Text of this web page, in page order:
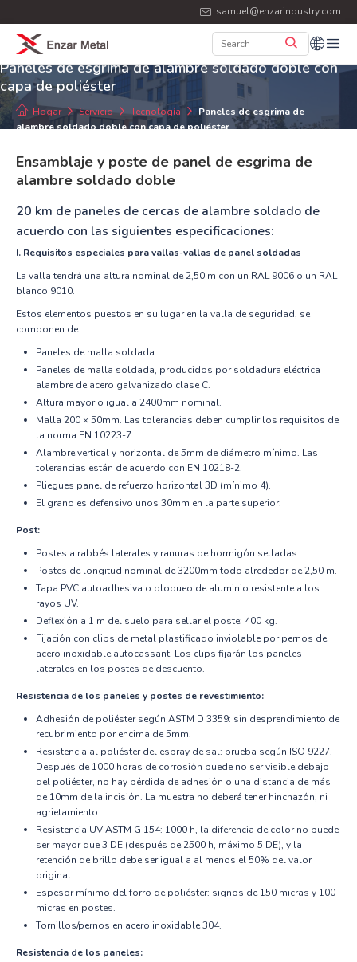
samuel@enzarindustry.com
Paneles de esgrima de alambre soldado doble con
capa de poliéster
Hogar Servicio Tecnología
Paneles de esgrima de
alambre soldado doble con capa de poliéster
Ensamblaje y poste de panel de esgrima de
alambre soldado doble
20 km de paneles de cercas de alambre soldado de
acuerdo con las siguientes especificaciones:
I. Requisitos especiales para vallas-vallas de panel soldadas
La valla tendrá una altura nominal de 2,50 m con un RAL 9006 o un RAL
blanco 9010.
Estos elementos puestos en su lugar en la valla de seguridad, se
componen de:
Paneles de malla soldada.
Paneles de malla soldada, producidos por soldadura eléctrica
alambre de acero galvanizado clase C.
Altura mayor o igual a 2400mm nominal.
Malla 200 × 50mm. Las tolerancias deben cumplir los requisitos de
la norma EN 10223-7.
Alambre vertical y horizontal de 5mm de diámetro mínimo. Las
tolerancias están de acuerdo con EN 10218-2.
Pliegues panel de refuerzo horizontal 3D (mínimo 4).
El grano es defensivo unos 30mm en la parte superior.
Post:
Postes a rabbés laterales y ranuras de hormigón selladas.
Postes de longitud nominal de 3200mm todo alrededor de 2,50 m.
Tapa PVC autoadhesiva o bloqueo de aluminio resistente a los
rayos UV.
Deflexión a 1 m del suelo para sellar el poste: 400 kg.
Fijación con clips de metal plastificado inviolable por pernos de
acero inoxidable autocassant. Los clips fijarán los paneles
laterales en los postes de descuento.
Resistencia de los paneles y postes de revestimiento:
Adhesión de poliéster según ASTM D 3359: sin desprendimiento de
recubrimiento por encima de 5mm.
Resistencia al poliéster del espray de sal: prueba según ISO 9227.
Después de 1000 horas de corrosión puede no ser visible debajo
del poliéster, no hay pérdida de adhesión o una distancia de más
de 10mm de la incisión. La muestra no deberá tener hinchazón, ni
agrietamiento.
Resistencia UV ASTM G 154: 1000 h, la diferencia de color no puede
ser mayor que 3 DE (después de 2500 h, máximo 5 DE), y la
retención de brillo debe ser igual a al menos el 50% del valor
original.
Espesor mínimo del forro de poliéster: signos de 150 micras y 100
micras en postes.
Tornillos/pernos en acero inoxidable 304.
Resistencia de los paneles: